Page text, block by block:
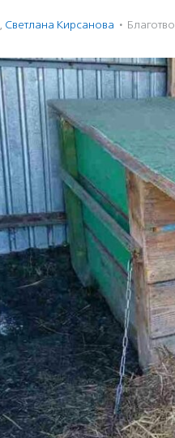
, Светлана Кирсанова ·